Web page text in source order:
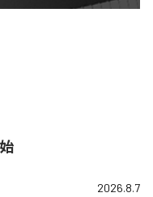
2026.8.7